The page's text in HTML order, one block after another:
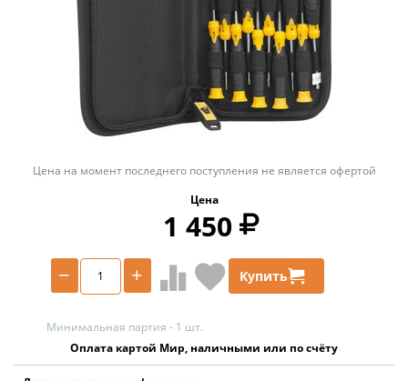
Цена на момент последнего поступления не является офертой
Цена
1 450
+
− Купить
Минимальная партия - 1 шт.
Оплата картой Мир, наличными или по счёту